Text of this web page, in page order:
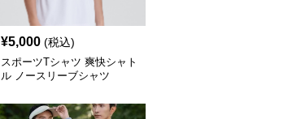
¥5,000 (税込)
スポーツTシャツ 爽快シャト
ル ノースリーブシャツ